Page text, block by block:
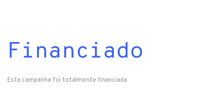
Financiado
Esta campanha foi totalmente financiada